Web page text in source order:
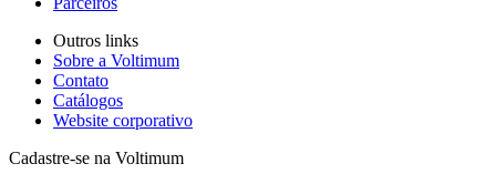
Outros links
Sobre a Voltimum
Contato
Catálogos
Website corporativo
Cadastre-se na Voltimum